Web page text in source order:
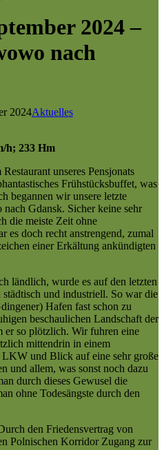
2024 –
nach
2024Aktuelles
h; 233 Hm
unseres Pensjonats
Frühstücksbuffet, was
begannen wir unsere letzte
Gdansk. Sicher keine sehr
die meiste Zeit ohne
es doch recht anstrengend, zumal
einer Erkältung ankündigten
ländlich, wurde es auf den letzten
und industriell. So war die
Hafen fast schon zu
beschaulichen Landschaft der
er so plötzlich. Wir fuhren eine
mittendrin in einem
und Blick auf eine sehr große
und allem, was sonst noch dazu
durch dieses Gewusel die
ohne Todesängste durch den
den Friedensvertrag von
Polnischen Korridor Zugang zur